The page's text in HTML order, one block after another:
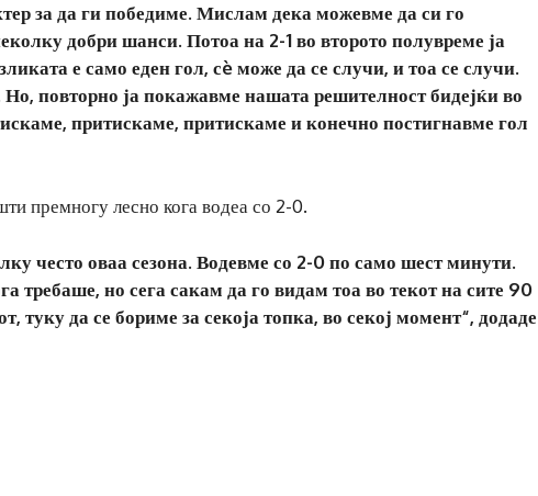
за да ги победиме. Мислам дека можевме да си го
добри шанси. Потоа на 2-1 во второто полувреме ја
е само еден гол, сè може да се случи, и тоа се случи.
повторно ја покажавме нашата решителност бидејќи во
притискаме, притискаме и конечно постигнавме гол
премногу лесно кога водеа со 2-0.
често оваа сезона. Водевме со 2-0 по само шест минути.
требаше, но сега сакам да го видам тоа во текот на сите 90
туку да се бориме за секоја топка, во секој момент“, додаде